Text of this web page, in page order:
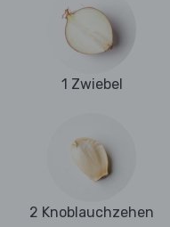
1 Zwiebel
2 Knoblauchzehen